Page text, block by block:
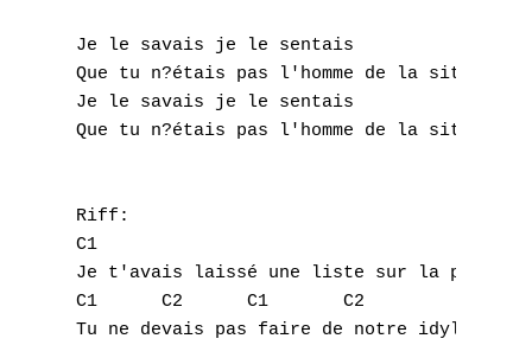
Je le savais je le sentais
Que tu n?étais pas l'homme de la situation
Je le savais je le sentais
Que tu n?étais pas l'homme de la situation
Riff:
C1
Je t'avais laissé une liste sur la porte
C1      C2      C1       C2
Tu ne devais pas faire de notre idylle un
R
S
V